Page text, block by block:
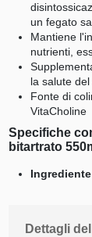
un fegato
Mantiene
nutrienti,
la salute
Fonte di
VitaCholine
Specifiche
bitartrato
Dettagli